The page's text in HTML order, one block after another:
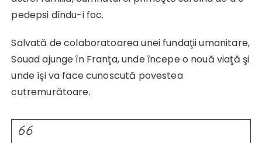
pedepsi dîndu-i foc.
Salvată de colaboratoarea unei fundaţii umanitare,
Souad ajunge în Franţa, unde începe o nouă viaţă şi
unde îşi va face cunoscută povestea
cutremurătoare.